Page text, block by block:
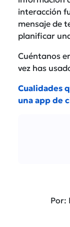
interacción
mensaje de
planificar
Cuéntanos
vez has
Cualidades
una app de
Por: